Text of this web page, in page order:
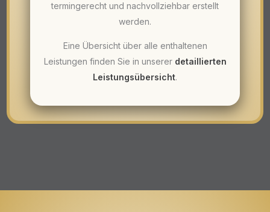
termingerecht und nachvollziehbar erstellt
werden.
Eine Übersicht über alle enthaltenen
Leistungen finden Sie in unserer detaillierten
Leistungsübersicht.